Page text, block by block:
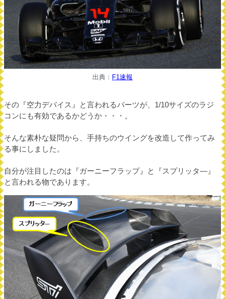
出典： F1速報
その『空力デバイス』と言われるパーツが、1/10サイズのラジ
コンにも有効であるかどうか・・・。
そんな素朴な疑問から、手持ちのウイングを改造して作ってみ
る事にしました。
自分が注目したのは『ガーニーフラップ』と『スプリッタ―』
と言われる物であります。